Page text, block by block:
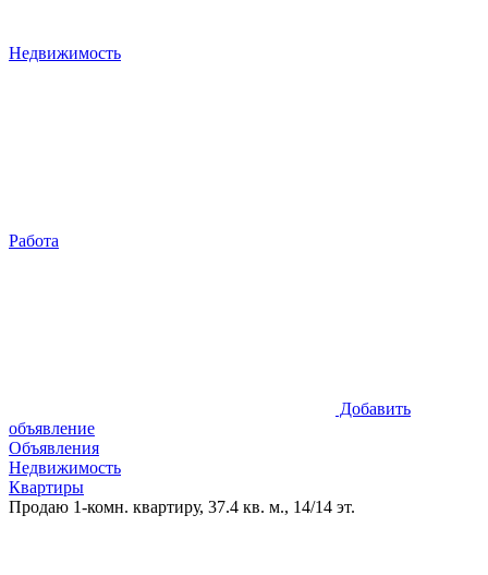
Недвижимость
Работа
Добавить
объявление
Объявления
Недвижимость
Квартиры
Продаю 1-комн. квартиру, 37.4 кв. м., 14/14 эт.